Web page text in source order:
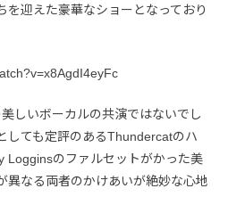
を迎えた豪華なショーとなっており
しいボーカルの共演ではないでし
しても定評のあるThundercatのハ
Logginsのファルセットがかった美
異なる両者のかけあいが絶妙な心地